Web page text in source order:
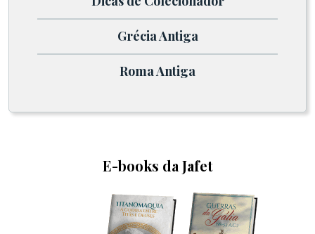
Grécia Antiga
Roma Antiga
E-books da Jafet